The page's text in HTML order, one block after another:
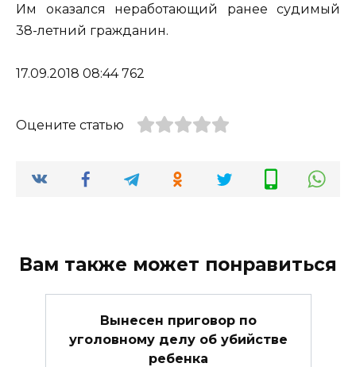
Им оказался неработающий ранее судимый
38-летний гражданин.
17.09.2018 08:44 762
Оцените статью
Вам также может понравиться
Вынесен приговор по
уголовному делу об убийстве
ребенка